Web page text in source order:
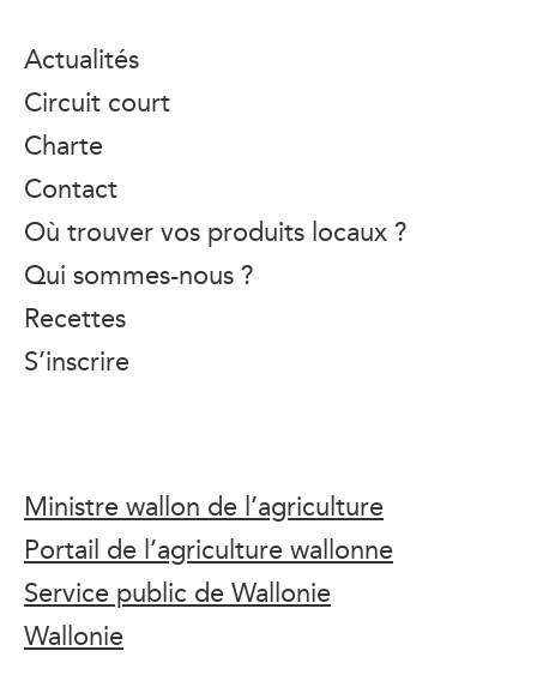
Actualités
Circuit court
Charte
Contact
Où trouver vos produits locaux ?
Qui sommes-nous ?
Recettes
S’inscrire
Ministre wallon de l’agriculture
Portail de l’agriculture wallonne
Service public de Wallonie
Wallonie